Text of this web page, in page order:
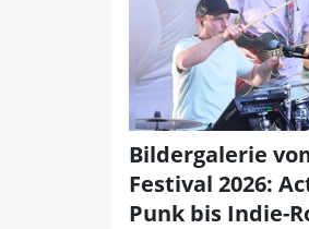
Bildergalerie
Festival 2026:
Punk bis Indie-